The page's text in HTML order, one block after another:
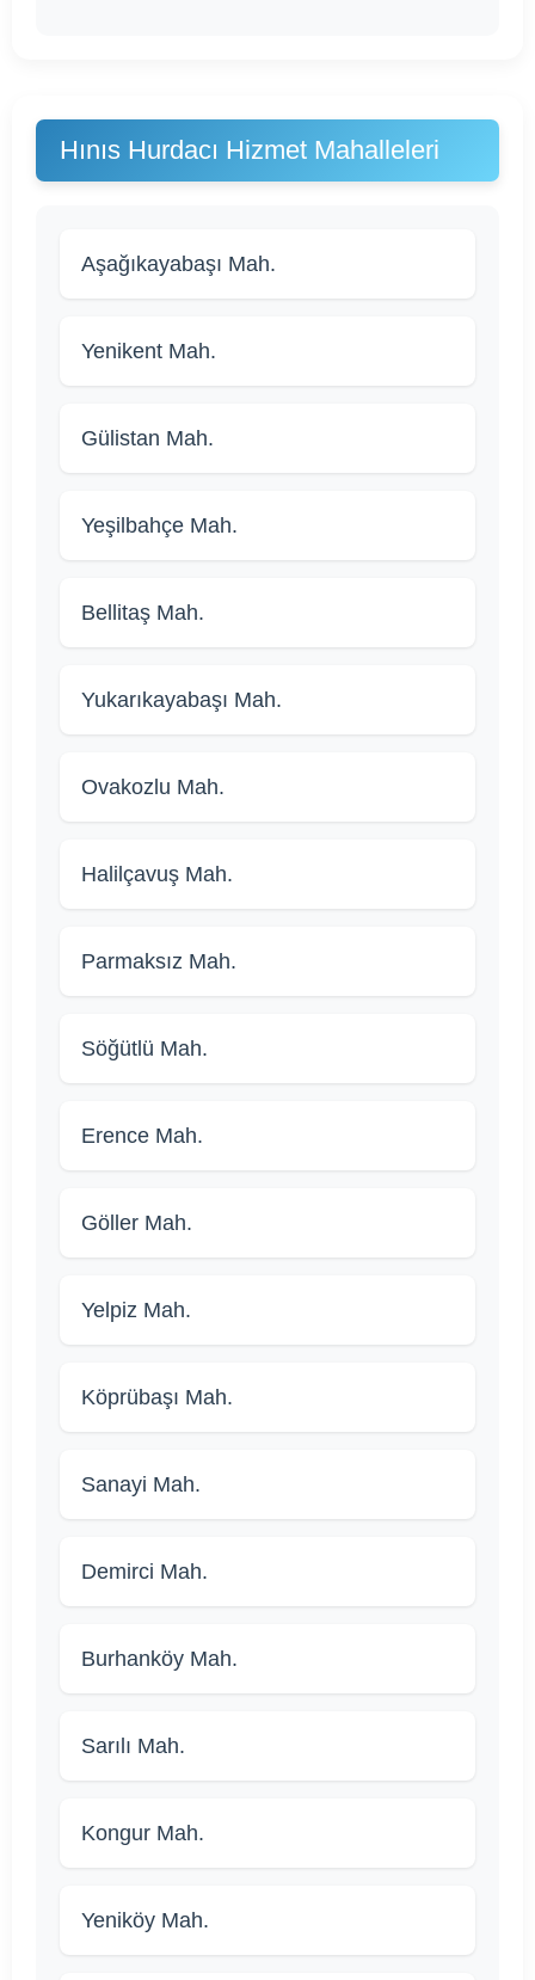
Hınıs Hurdacı Hizmet Mahalleleri
Aşağıkayabaşı Mah.
Yenikent Mah.
Gülistan Mah.
Yeşilbahçe Mah.
Bellitaş Mah.
Yukarıkayabaşı Mah.
Ovakozlu Mah.
Halilçavuş Mah.
Parmaksız Mah.
Söğütlü Mah.
Erence Mah.
Göller Mah.
Yelpiz Mah.
Köprübaşı Mah.
Sanayi Mah.
Demirci Mah.
Burhanköy Mah.
Sarılı Mah.
Kongur Mah.
Yeniköy Mah.